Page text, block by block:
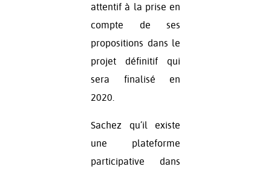
attentif à la prise en
compte de ses
propositions dans le
projet définitif qui
sera finalisé en
2020.
Sachez qu’il existe
une plateforme
participative dans